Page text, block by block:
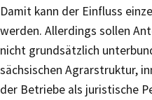
Damit kann der Einfluss
werden. Allerdings sollen
nicht grundsätzlich
sächsischen Agrarstruktur,
der Betriebe als juristische